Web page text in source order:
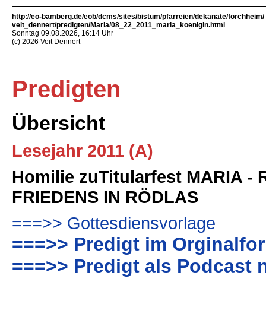
http://eo-bamberg.de/eob/dcms/sites/bistum/pfarreien/dekanate/forchheim/
veit_dennert/predigten/Maria/08_22_2011_maria_koenigin.html
Sonntag 09.08.2026, 16:14 Uhr
(c) 2026 Veit Dennert
Predigten
Übersicht
Lesejahr 2011 (A)
Homilie zuTitularfest MARIA -
FRIEDENS IN RÖDLAS
===>> Gottesdiensvorlage
===>> Predigt im
===>> Predigt als Podcast